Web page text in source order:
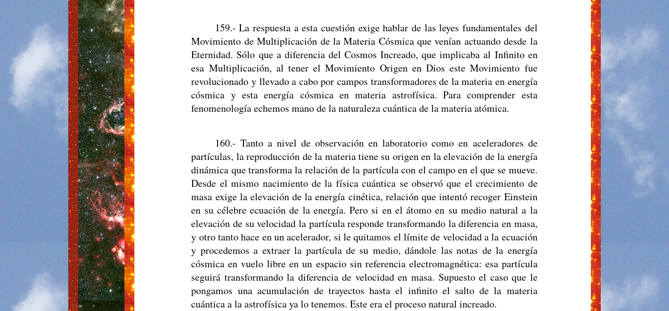
159.- La respuesta a esta cuestión exige hablar de las leyes fundamentales del
Movimiento de Multiplicación de la Materia Cósmica que venían actuando desde la
Eternidad. Sólo que a diferencia del Cosmos Increado, que implicaba al Infinito en
esa Multiplicación, al tener el Movimiento Origen en Dios este Movimiento fue
revolucionado y llevado a cabo por campos transformadores de la materia en energía
cósmica y esta energía cósmica en materia astrofísica. Para comprender esta
fenomenología echemos mano de la naturaleza cuántica de la materia atómica.
160.- Tanto a nivel de observación en laboratorio como en aceleradores de
partículas, la reproducción de la materia tiene su origen en la elevación de la energía
dinámica que transforma la relación de la partícula con el campo en el que se mueve.
Desde el mismo nacimiento de la física cuántica se observó que el crecimiento de
masa exige la elevación de la energía cinética, relación que intentó recoger Einstein
en su célebre ecuación de la energía. Pero si en el átomo en su medio natural a la
elevación de su velocidad la partícula responde transformando la diferencia en masa,
y otro tanto hace en un acelerador, si le quitamos el límite de velocidad a la ecuación
y procedemos a extraer la partícula de su medio, dándole las notas de la energía
cósmica en vuelo libre en un espacio sin referencia electromagnética: esa partícula
seguirá transformando la diferencia de velocidad en masa. Supuesto el caso que le
pongamos una acumulación de trayectos hasta el infinito el salto de la materia
cuántica a la astrofísica ya lo tenemos. Este era el proceso natural increado.